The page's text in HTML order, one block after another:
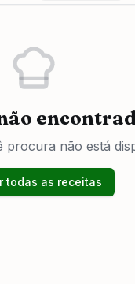
procura não está
todas as receitas